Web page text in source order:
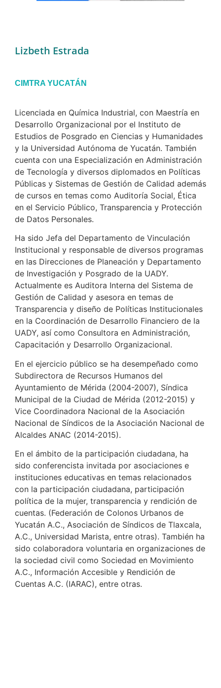
Lizbeth Estrada
CIMTRA YUCATÁN
Licenciada en Química Industrial, con Maestría en
Desarrollo Organizacional por el Instituto de
Estudios de Posgrado en Ciencias y Humanidades
y la Universidad Autónoma de Yucatán. También
cuenta con una Especialización en Administración
de Tecnología y diversos diplomados en Políticas
Públicas y Sistemas de Gestión de Calidad además
de cursos en temas como Auditoría Social, Ética
en el Servicio Público, Transparencia y Protección
de Datos Personales.
Ha sido Jefa del Departamento de Vinculación
Institucional y responsable de diversos programas
en las Direcciones de Planeación y Departamento
de Investigación y Posgrado de la UADY.
Actualmente es Auditora Interna del Sistema de
Gestión de Calidad y asesora en temas de
Transparencia y diseño de Políticas Institucionales
en la Coordinación de Desarrollo Financiero de la
UADY, así como Consultora en Administración,
Capacitación y Desarrollo Organizacional.
En el ejercicio público se ha desempeñado como
Subdirectora de Recursos Humanos del
Ayuntamiento de Mérida (2004-2007), Síndica
Municipal de la Ciudad de Mérida (2012-2015) y
Vice Coordinadora Nacional de la Asociación
Nacional de Síndicos de la Asociación Nacional de
Alcaldes ANAC (2014-2015).
En el ámbito de la participación ciudadana, ha
sido conferencista invitada por asociaciones e
instituciones educativas en temas relacionados
con la participación ciudadana, participación
política de la mujer, transparencia y rendición de
cuentas. (Federación de Colonos Urbanos de
Yucatán A.C., Asociación de Síndicos de Tlaxcala,
A.C., Universidad Marista, entre otras). También ha
sido colaboradora voluntaria en organizaciones de
la sociedad civil como Sociedad en Movimiento
A.C., Información Accesible y Rendición de
Cuentas A.C. (IARAC), entre otras.